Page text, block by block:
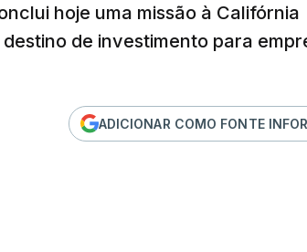
hoje uma missão à Califórnia
de investimento para
ADICIONAR COMO FONTE